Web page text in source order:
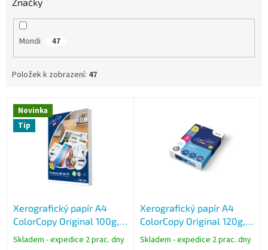
Mondi 47
Položek k zobrazení: 47
Novinka
Tip
Xerografický papír A4
ColorCopy Original 100g,
100 listů
Skladem - expedice 2 prac. dny
Xerografický papír A4
ColorCopy Original 120g,
250 listů
Skladem - expedice 2 prac. dny